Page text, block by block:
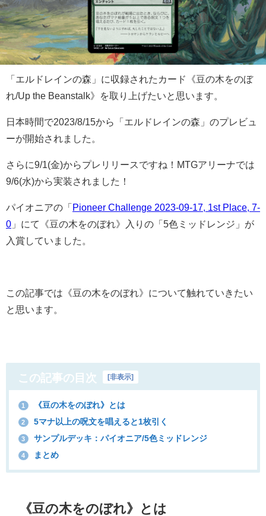
「エルドレインの森」に収録されたカード《豆の木をのぼ
れ/Up the Beanstalk》を取り上げたいと思います。
日本時間で2023/8/15から「エルドレインの森」のプレビュ
ーが開始されました。
さらに9/1(金)からプレリリースですね！MTGアリーナでは
9/6(水)から実装されました！
パイオニアの「 Pioneer Challenge 2023-09-17, 1st Place, 7-
0 」にて《豆の木をのぼれ》入りの「5色ミッドレンジ」が
入賞していました。
この記事では《豆の木をのぼれ》について触れていきたい
と思います。
この記事の目次 非表示
1 《豆の木をのぼれ》とは
2 5マナ以上の呪文を唱えると1枚引く
3 サンプルデッキ：パイオニア/5色ミッドレンジ
4 まとめ
《豆の木をのぼれ》とは